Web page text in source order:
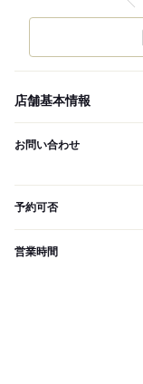
店舗基本情報
お問い合わせ
予約可否
営業時間